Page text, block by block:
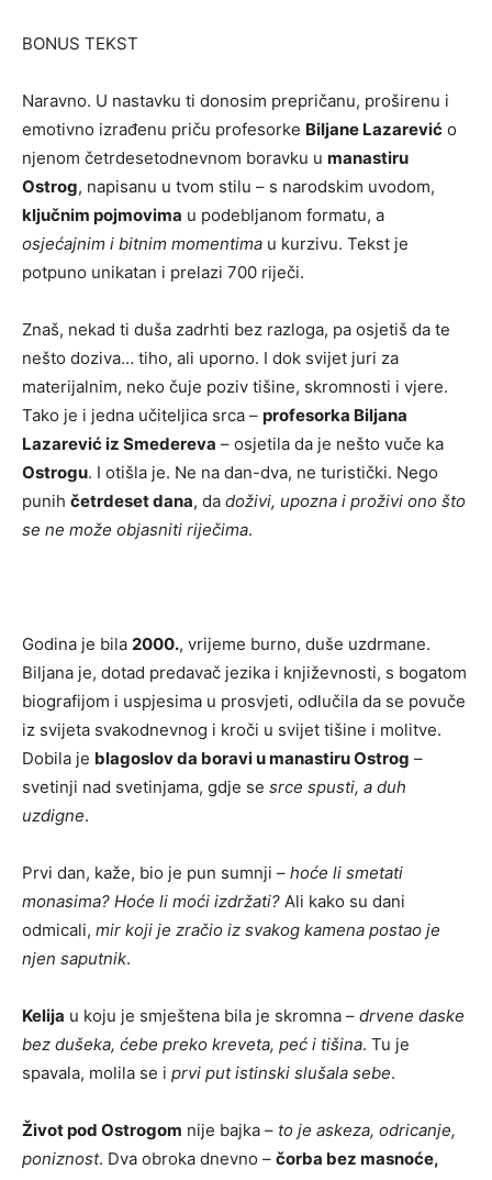
BONUS TEKST
Naravno. U nastavku ti donosim prepričanu, proširenu i
emotivno izrađenu priču profesorke Biljane Lazarević o
njenom četrdesetodnevnom boravku u manastiru
Ostrog, napisanu u tvom stilu – s narodskim uvodom,
ključnim pojmovima u podebljanom formatu, a
osjećajnim i bitnim momentima u kurzivu. Tekst je
potpuno unikatan i prelazi 700 riječi.
Znaš, nekad ti duša zadrhti bez razloga, pa osjetiš da te
nešto doziva… tiho, ali uporno. I dok svijet juri za
materijalnim, neko čuje poziv tišine, skromnosti i vjere.
Tako je i jedna učiteljica srca – profesorka Biljana
Lazarević iz Smedereva – osjetila da je nešto vuče ka
Ostrogu. I otišla je. Ne na dan-dva, ne turistički. Nego
punih četrdeset dana, da doživi, upozna i proživi ono što
se ne može objasniti riječima.
Godina je bila 2000., vrijeme burno, duše uzdrmane.
Biljana je, dotad predavač jezika i književnosti, s bogatom
biografijom i uspjesima u prosvjeti, odlučila da se povuče
iz svijeta svakodnevnog i kroči u svijet tišine i molitve.
Dobila je blagoslov da boravi u manastiru Ostrog –
svetinji nad svetinjama, gdje se srce spusti, a duh
uzdigne.
Prvi dan, kaže, bio je pun sumnji – hoće li smetati
monasima? Hoće li moći izdržati? Ali kako su dani
odmicali, mir koji je zračio iz svakog kamena postao je
njen saputnik.
Kelija u koju je smještena bila je skromna – drvene daske
bez dušeka, ćebe preko kreveta, peć i tišina. Tu je
spavala, molila se i prvi put istinski slušala sebe.
Život pod Ostrogom nije bajka – to je askeza, odricanje,
poniznost. Dva obroka dnevno – čorba bez masnoće,